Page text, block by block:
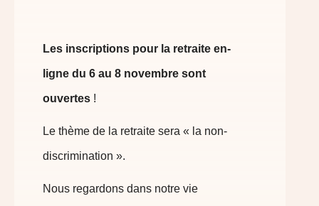
Les inscriptions pour la retraite en-
ligne du 6 au 8 novembre sont
ouvertes !
Le thème de la retraite sera « la non-
discrimination ».
Nous regardons dans notre vie